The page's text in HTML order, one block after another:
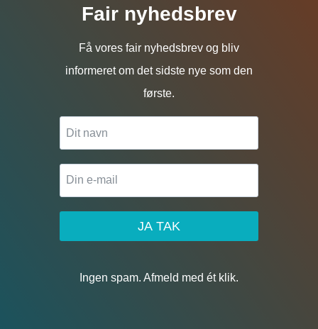
Fair nyhedsbrev
Få vores fair nyhedsbrev og bliv
informeret om det sidste nye som den
første.
JA TAK
Ingen spam. Afmeld med ét klik.